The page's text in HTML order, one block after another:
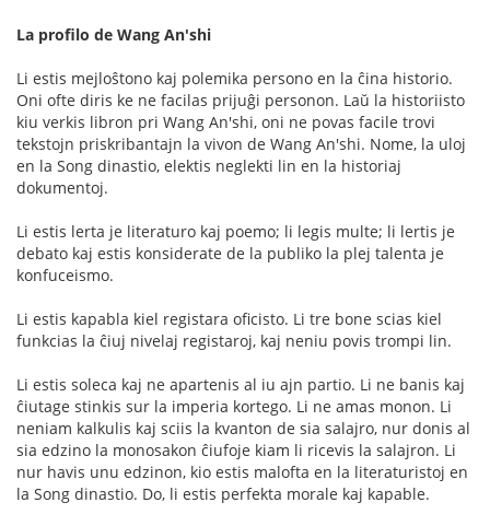
La profilo de Wang An'shi
Li estis mejloŝtono kaj polemika persono en la ĉina historio.
Oni ofte diris ke ne facilas prijuĝi personon. Laŭ la historiisto
kiu verkis libron pri Wang An'shi, oni ne povas facile trovi
tekstojn priskribantajn la vivon de Wang An'shi. Nome, la uloj
en la Song dinastio, elektis neglekti lin en la historiaj
dokumentoj.
Li estis lerta je literaturo kaj poemo; li legis multe; li lertis je
debato kaj estis konsiderate de la publiko la plej talenta je
konfuceismo.
Li estis kapabla kiel registara oficisto. Li tre bone scias kiel
funkcias la ĉiuj nivelaj registaroj, kaj neniu povis trompi lin.
Li estis soleca kaj ne apartenis al iu ajn partio. Li ne banis kaj
ĉiutage stinkis sur la imperia kortego. Li ne amas monon. Li
neniam kalkulis kaj sciis la kvanton de sia salajro, nur donis al
sia edzino la monosakon ĉiufoje kiam li ricevis la salajron. Li
nur havis unu edzinon, kio estis malofta en la literaturistoj en
la Song dinastio. Do, li estis perfekta morale kaj kapable.